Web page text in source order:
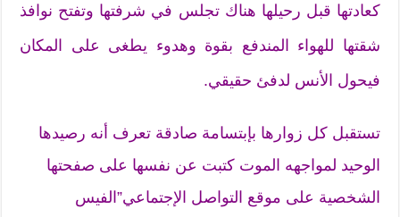
كعادتها قبل رحيلها هناك تجلس في شرفتها وتفتح نوافذ
شقتها للهواء المندفع بقوة وهدوء يطغى على المكان
فيحول الأنس لدفئ حقيقي.
تستقبل كل زوارها بإبتسامة صادقة تعرف أنه رصيدها
الوحيد لمواجهه الموت كتبت عن نفسها على صفحتها
الشخصية على موقع التواصل الإجتماعي”الفيس